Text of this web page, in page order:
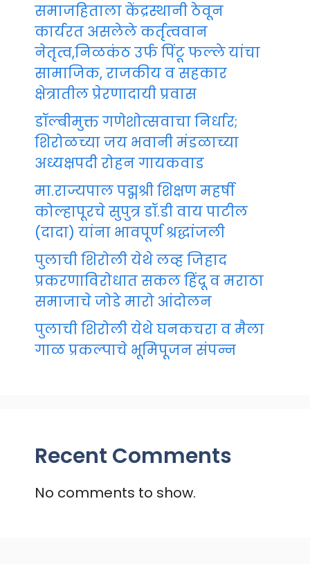
समाजहिताला केंद्रस्थानी ठेवून
कार्यरत असलेले कर्तृत्ववान
नेतृत्व,निळकंठ उर्फ पिंटू फल्ले यांचा
सामाजिक, राजकीय व सहकार
क्षेत्रातील प्रेरणादायी प्रवास
डॉल्बीमुक्त गणेशोत्सवाचा निर्धार;
शिरोळच्या जय भवानी मंडळाच्या
अध्यक्षपदी रोहन गायकवाड
मा.राज्यपाल पद्मश्री शिक्षण महर्षी
कोल्हापूरचे सुपुत्र डॉ.डी वाय पाटील
(दादा) यांना भावपूर्ण श्रद्धांजली
पुलाची शिरोली येथे लव्ह जिहाद
प्रकरणाविरोधात सकल हिंदू व मराठा
समाजाचे जोडे मारो आंदोलन
पुलाची शिरोली येथे घनकचरा व मैला
गाळ प्रकल्पाचे भूमिपूजन संपन्न
Recent Comments
No comments to show.